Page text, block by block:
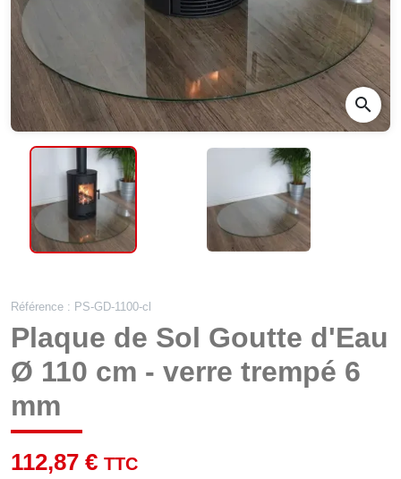
search
Référence : PS-GD-1100-cl
Plaque de Sol Goutte d'Eau
Ø 110 cm - verre trempé 6
mm
112,87 € TTC